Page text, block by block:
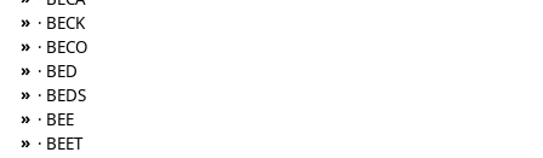
» · BECK
» · BECO
» · BED
» · BEDS
» · BEE
» · BEET